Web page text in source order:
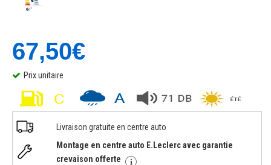
67,50€
Prix unitaire
Livraison gratuite en centre auto
Montage en centre auto E.Leclerc avec garantie
crevaison offerte